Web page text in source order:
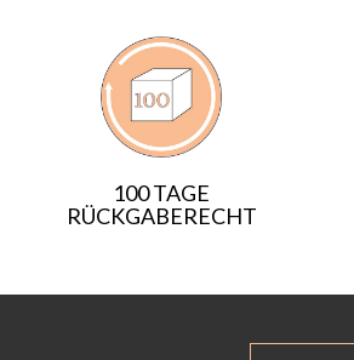
100 TAGE
RÜCKGABERECHT